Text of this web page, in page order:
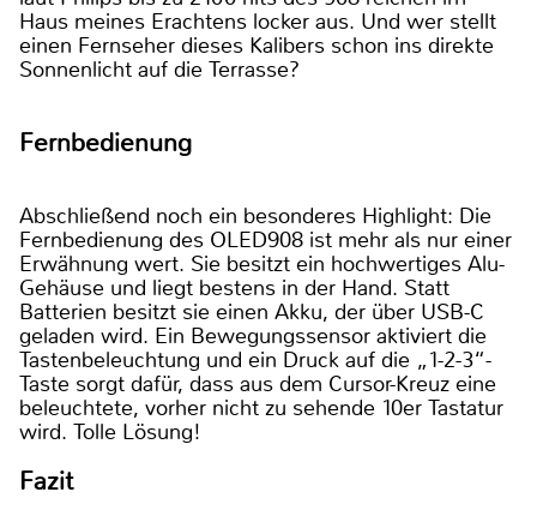
Haus meines Erachtens locker aus. Und wer stellt
einen Fernseher dieses Kalibers schon ins direkte
Sonnenlicht auf die Terrasse?
Fernbedienung
Abschließend noch ein besonderes Highlight: Die
Fernbedienung des OLED908 ist mehr als nur einer
Erwähnung wert. Sie besitzt ein hochwertiges Alu-
Gehäuse und liegt bestens in der Hand. Statt
Batterien besitzt sie einen Akku, der über USB-C
geladen wird. Ein Bewegungssensor aktiviert die
Tastenbeleuchtung und ein Druck auf die „1-2-3“-
Taste sorgt dafür, dass aus dem Cursor-Kreuz eine
beleuchtete, vorher nicht zu sehende 10er Tastatur
wird. Tolle Lösung!
Fazit